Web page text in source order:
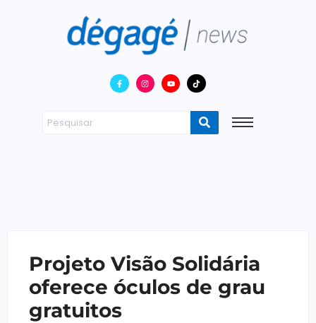
Projeto Visão Solidária
oferece óculos de grau
gratuitos